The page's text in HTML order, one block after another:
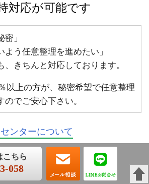
058
対応が可能です
密」
よう任意整理を進めたい」
、きちんと対応しております。
以上の方が、秘密希望で任意整理
でご安心下さい。
ンターについて